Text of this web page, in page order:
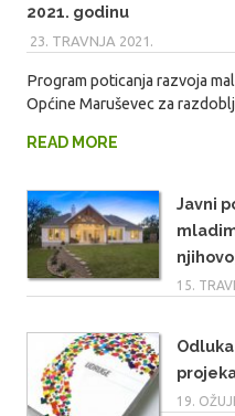
2021. godinu
23. TRAVNJA 2021.
Program poticanja razvoja
Općine Maruševec za
READ MORE
Javni
15.
19.